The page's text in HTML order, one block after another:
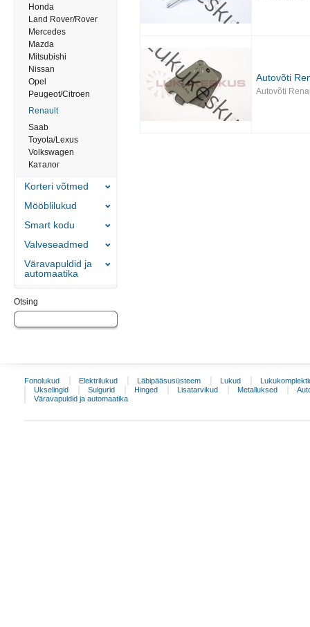
Autovõti
Autovõti
Honda
Land Rover/Rover
Mercedes
Mazda
Mitsubishi
Nissan
Opel
Peugeot/Citroen
Renault
Saab
Toyota/Lexus
Volkswagen
Каталог
Korteri võtmed
Mööblilukud
Smart kodu
Valveseadmed
Väravapuldid ja
automaatika
Otsing
Fonolukud Elektrilukud Läbipääsusüsteem Lukud
Ukselingid
Sulgurid Hinged Lisatarvikud Metalluksed
Väravapuldid ja automaatika